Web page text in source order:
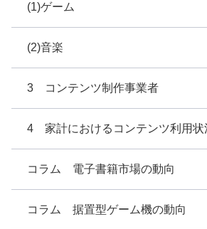
(1)ゲーム
(2)音楽
3 コンテンツ制作事業者
4 家計におけるコンテンツ利用状
コラム 電子書籍市場の動向
コラム 据置型ゲーム機の動向